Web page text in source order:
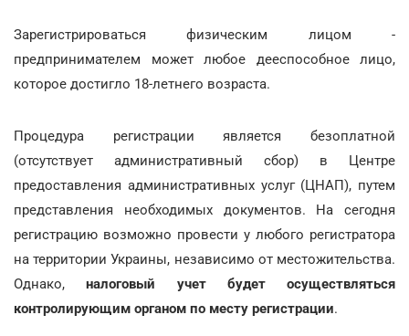
Зарегистрироваться физическим лицом -
предпринимателем может любое дееспособное лицо,
которое достигло 18-летнего возраста.
Процедура регистрации является безоплатной
(отсутствует административный сбор) в Центре
предоставления административных услуг (ЦНАП), путем
представления необходимых документов. На сегодня
регистрацию возможно провести у любого регистратора
на территории Украины, независимо от местожительства.
Однако,налоговый учет будет осуществляться
контролирующим органом по месту регистрации.